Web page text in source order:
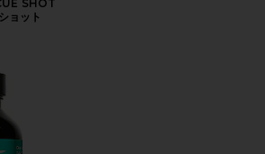
SHOT
ョット
DAILY CLEANSE サプリメント